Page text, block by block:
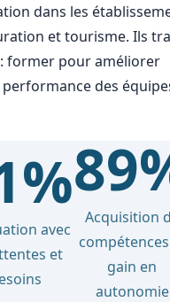
dans les
et tourisme. Ils
former pour améliorer
des
avec
et
Acquisition
gain en
autonomie